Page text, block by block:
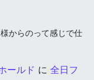
からのって感じで仕
ールド に 全日フ